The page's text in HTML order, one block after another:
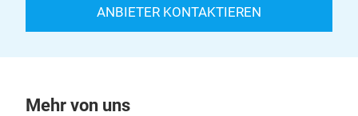
ANBIETER KONTAKTIEREN
Mehr von uns